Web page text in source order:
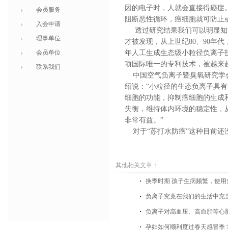
会员服务
入会申请
理事单位
会员单位
联系我们
因的电子时，人就会直接得癌
阻断恶性循环，癌细胞就可防止
透过研究结果我们可以明显
才被发现，从上世纪80、90年
年人工生成生态级小粒径负离子
项国际唯一的专利技术，被越来
中国空气负离子暨臭氧研究学
绍说：“小粒径的生态负离子具
细胞的功能，抑制癌细胞的生成
失衡，维持体内环境的稳定性
非常有益。”
对于“苏打水防癌”这种目前还
其他相关文章：
换季时期 孩子生病频繁，使
负离子究竟在我们的生活中充
负离子对高血压、高血脂等心
孕妇如何顺利度过春天感冒季